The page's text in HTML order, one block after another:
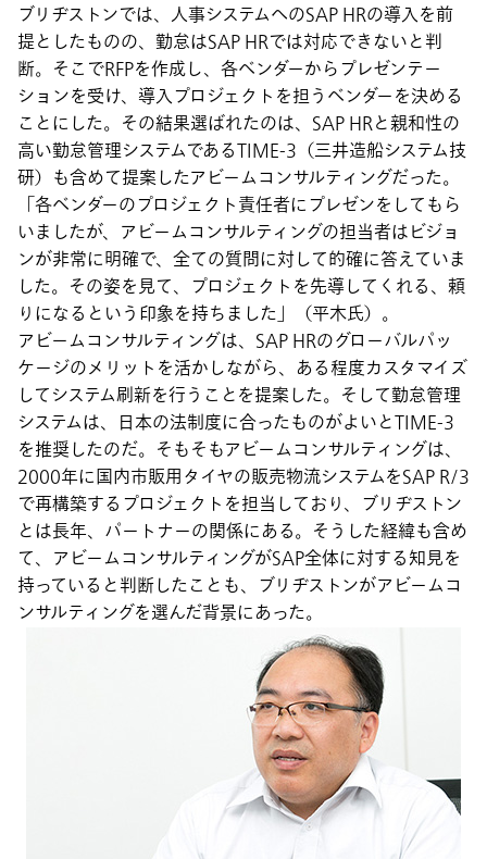
ブリヂストンでは、人事システムへのSAP HRの導入を前
提としたものの、勤怠はSAP HRでは対応できないと判
断。そこでRFPを作成し、各ベンダーからプレゼンテー
ションを受け、導入プロジェクトを担うベンダーを決める
ことにした。その結果選ばれたのは、SAP HRと親和性の
高い勤怠管理システムであるTIME-3（三井造船システム技
研）も含めて提案したアビームコンサルティングだった。
「各ベンダーのプロジェクト責任者にプレゼンをしてもら
いましたが、アビームコンサルティングの担当者はビジョ
ンが非常に明確で、全ての質問に対して的確に答えていま
した。その姿を見て、プロジェクトを先導してくれる、頼
りになるという印象を持ちました」（平木氏）。
アビームコンサルティングは、SAP HRのグローバルパッ
ケージのメリットを活かしながら、ある程度カスタマイズ
してシステム刷新を行うことを提案した。そして勤怠管理
システムは、日本の法制度に合ったものがよいとTIME-3
を推奨したのだ。そもそもアビームコンサルティングは、
2000年に国内市販用タイヤの販売物流システムをSAP R/3
で再構築するプロジェクトを担当しており、ブリヂストン
とは長年、パートナーの関係にある。そうした経緯も含め
て、アビームコンサルティングがSAP全体に対する知見を
持っていると判断したことも、ブリヂストンがアビームコ
ンサルティングを選んだ背景にあった。